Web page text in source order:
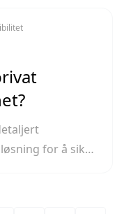
for å sikre